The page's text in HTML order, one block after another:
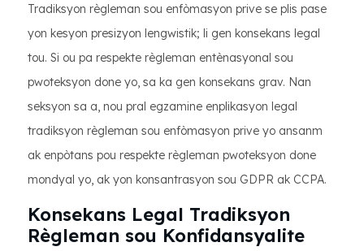
Tradiksyon règleman sou enfòmasyon prive se plis pase
yon kesyon presizyon lengwistik; li gen konsekans legal
tou. Si ou pa respekte règleman entènasyonal sou
pwoteksyon done yo, sa ka gen konsekans grav. Nan
seksyon sa a, nou pral egzamine enplikasyon legal
tradiksyon règleman sou enfòmasyon prive yo ansanm
ak enpòtans pou respekte règleman pwoteksyon done
mondyal yo, ak yon konsantrasyon sou GDPR ak CCPA.
Konsekans Legal Tradiksyon
Règleman sou Konfidansyalite